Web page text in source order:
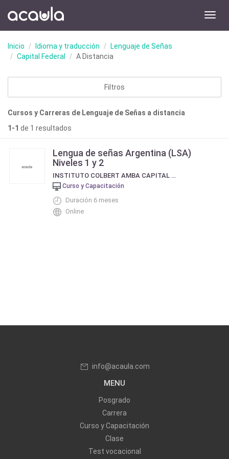
Inicio Idioma y traducción
Lenguaje de Señas
Capital Federal
A Distancia
Filtros
Cursos y Carreras de Lenguaje de Señas a distancia
1-1 de 1 resultados
Lengua de señas Argentina (LSA)
Niveles 1 y 2
INSTITUTO COLBERT AMBA CAPITAL FEDERAL Y CONOURBANO BONAERENSE
Curso y Capacitación
Duración 6 meses
Online
info@acaula.com
MENU
Posgrado
Carrera
Curso y Capacitación
Clase
Test vocacional